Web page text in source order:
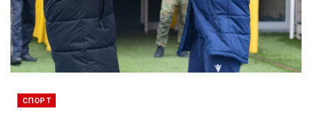
СПОРТ